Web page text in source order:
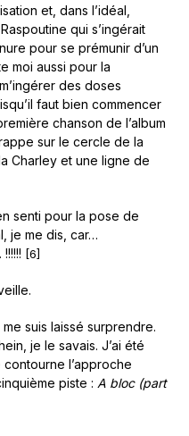
et, dans l’idéal,
qui s’ingérait
pour se prémunir d’un
moi aussi pour la
des doses
faut bien commencer
chanson de l’album
sur le cercle de la
Charley et une ligne de
senti pour la pose de
je me dis, car…
[6]
suis laissé surprendre.
je le savais. J’ai été
l’approche
piste : A bloc (part